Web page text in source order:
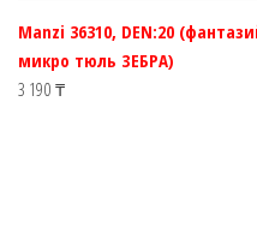
Manzi 36310, DEN:20
микро тюль ЗЕБРА)
3 190 ₸